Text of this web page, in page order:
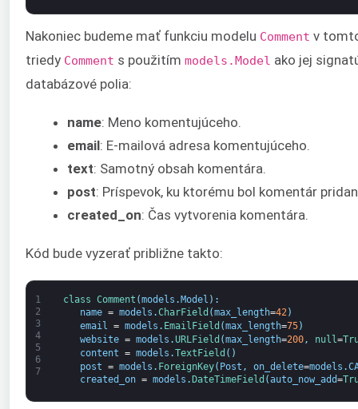
Nakoniec budeme mať funkciu modelu Comment v
triedy Comment s použitím models.Model ako jej
databázové polia:
name: Meno komentujúceho.
email: E-mailová adresa komentujúceho.
text: Samotný obsah komentára.
post: Príspevok, ku ktorému bol komentár
created_on: Čas vytvorenia komentára.
Kód bude vyzerať približne takto:
1
2
3
4
5
6
7
class Comment (models .Model ) :
name = models .CharField (max_length=42)
email = models . EmailField (max_length=75)
website = models .URLField (max_length=200, null=
content = models .TextField ( )
post = models . ForeignKey( Post , on_delete=models .
created_on = models . DateTimeField (auto_now_add=